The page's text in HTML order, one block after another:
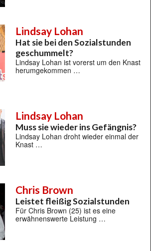
Lindsay Lohan
Hat sie bei den Sozialstunden
geschummelt?
Lindsay Lohan ist vorerst um den Knast
herumgekommen …
Lindsay Lohan
Muss sie wieder ins Gefängnis?
Lindsay Lohan droht wieder einmal der
Knast …
Chris Brown
Leistet fleißig Sozialstunden
Für Chris Brown (25) ist es eine
erwähnenswerte Leistung …